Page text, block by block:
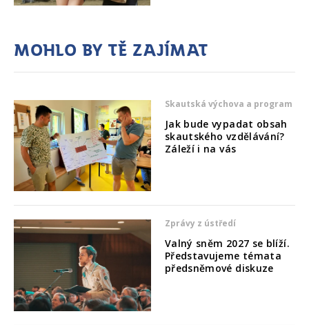
Mohlo by tě zajímat
Skautská výchova a program
Jak bude vypadat obsah
skautského vzdělávání?
Záleží i na vás
Zprávy z ústředí
Valný sněm 2027 se blíží.
Představujeme témata
předsněmové diskuze